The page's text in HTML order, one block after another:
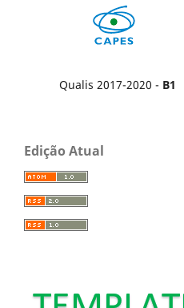
Qualis 2017-2020 - B1
Edição Atual